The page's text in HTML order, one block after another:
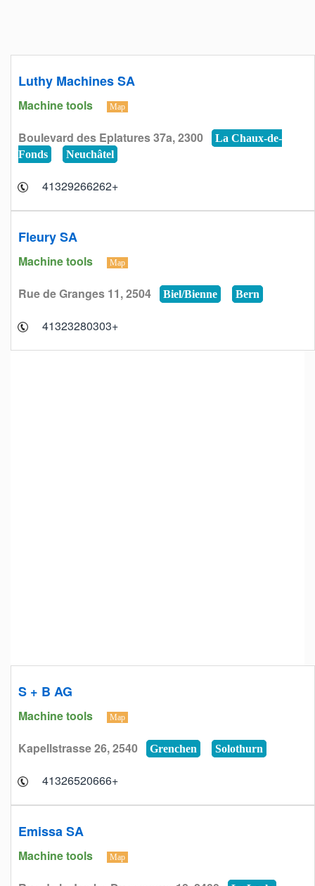
Luthy Machines SA
Machine tools Map
Boulevard des Eplatures 37a, 2300
La Chaux-de-
Fonds
Neuchâtel
+41329266262
Fleury SA
Machine tools Map
Rue de Granges 11, 2504 Biel/Bienne Bern
+41323280303
S + B AG
Machine tools Map
Kapellstrasse 26, 2540 Grenchen Solothurn
+41326520666
Emissa SA
Machine tools Map